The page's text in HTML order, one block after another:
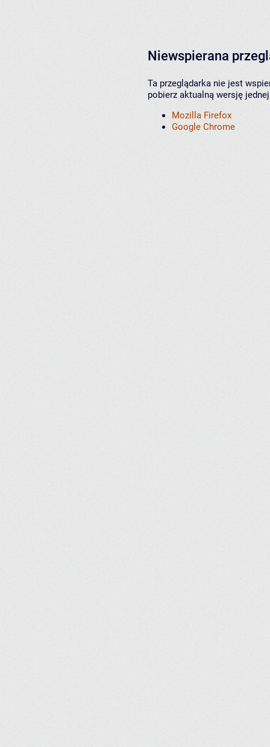
Niewspierana
Ta przeglądarka nie jest
pobierz aktualną wersję
Mozilla Firefox
Google Chrome